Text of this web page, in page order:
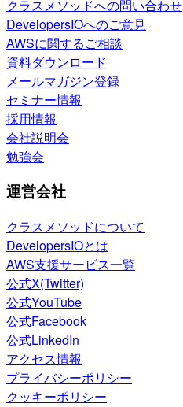
クラスメソッドへの問い合わせ
DevelopersIOへのご意見
AWSに関するご相談
資料ダウンロード
メールマガジン登録
セミナー情報
採用情報
会社説明会
勉強会
運営会社
クラスメソッドについて
DevelopersIOとは
AWS支援サービス一覧
公式X(Twitter)
公式YouTube
公式Facebook
公式LinkedIn
アクセス情報
プライバシーポリシー
クッキーポリシー